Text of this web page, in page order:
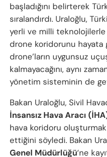
başladığını belirterek
sıralandırdı. Uraloğlu,
yerli ve milli teknolojilerle
drone koridorunu hayata
drone’ların uygunsuz
kalmayacağını, aynı
yönetim sisteminin de
Bakan Uraloğlu, Sivil
İnsansız Hava Aracı
hava koridoru
ettiğini söyledi. Bakan
Genel Müdürlüğü‘ne